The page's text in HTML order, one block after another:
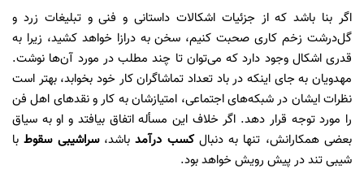
اگر بنا باشد که از جزئیات اشکالات داستانی و فنی و تبلیغات زرد و
گل‌درشت زخم کاری صحبت کنیم، سخن به درازا خواهد کشید، زیرا به
قدری اشکال وجود دارد که می‌توان تا چند مطلب در مورد آن‌ها نوشت.
مهدویان به جای اینکه در باد تعداد تماشاگران کار خود بخوابد، بهتر است
نظرات ایشان در شبکه‌های اجتماعی، امتیازشان به کار و نقد‌های اهل فن
را مورد توجه قرار دهد. اگر خلاف این مسأله اتفاق بیافتد و او به سیاق
بعضی همکارانش، تنها به دنبالکسب درآمدباشد،سراشیبی سقوطبا
شیبی تند در پیش رویش خواهد بود.